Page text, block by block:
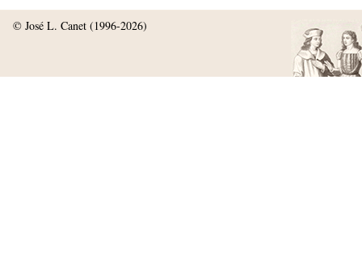
© José L. Canet (1996-2026)